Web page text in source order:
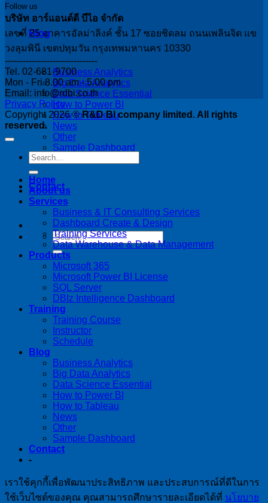
Blog
Business Analytics
Big Data Analytics
Data Science Essential
How to Power BI
How to Tableau
News
Other
Sample Dashboard
Contact
Follow us
บริษัท อาร์แอนด์ดี บีไอ จำกัด
เลขที่ 25 อาคารอัลม่าลิงค์ ชั้น 17 ซอยชิดลม ถนนเพลินจิต แข
วงลุมพินี เขตปทุมวัน กรุงเทพมหานคร 10330
-------------------------------
Tel. 02-681-9700
Mon - Fri 8.00 am - 5.00 pm
Email: info@rdbi.co.th
Privacy Policy
Copyright 2026 ©R&D BI company limited. All rights
reserved.
Home
About us
Services
Business & IT Consulting Services
Dashboard Create & Design
Training Services
Data Warehouse & Data Management
Products
Microsoft 365
Microsoft Power BI License
SQL Server
DBIz Intelligence Dashboard
Training
Training Course
Instructor
Schedule
Blog
Business Analytics
Big Data Analytics
Data Science Essential
How to Power BI
How to Tableau
News
Other
Sample Dashboard
Contact
-
เราใช้คุกกี้เพื่อพัฒนาประสิทธิภาพ และประสบการณ์ที่ดีในการ
ใช้เว็บไซต์ของคุณ คุณสามารถศึกษารายละเอียดได้ที่ นโยบาย